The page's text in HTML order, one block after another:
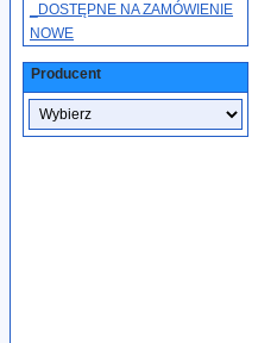
_DOSTĘPNE NA ZAMÓWIENIE
NOWE
Producent